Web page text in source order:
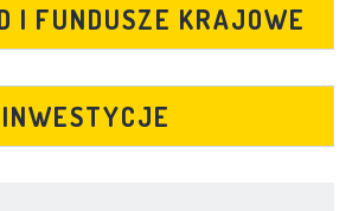
I FUNDUSZE KRAJOWE
INWESTYCJE